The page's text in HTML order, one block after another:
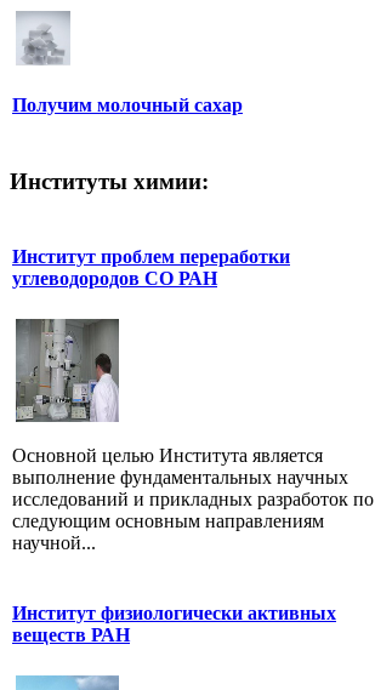
Получим молочный сахар
Институты химии:
Институт проблем переработки
углеводородов СО РАН
Основной целью Института является
выполнение фундаментальных научных
исследований и прикладных разработок по
следующим основным направлениям
научной...
Институт физиологически активных
веществ РАН